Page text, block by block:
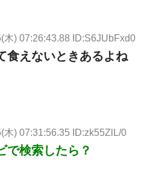
木) 07:26:43.88 ID:S6JUbFxd0
食えないときあるよね
木) 07:31:56.35 ID:zk55ZlL/0
で検索したら？